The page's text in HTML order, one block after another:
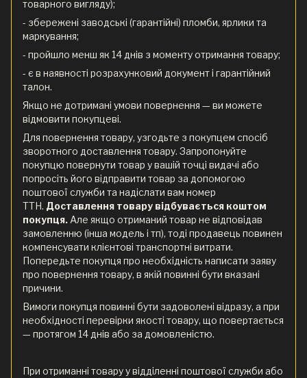
товарного вигляду);
- збережені заводські (гарантійні) пломби, ярлики та
маркування;
- пройшло менш як 14 днів з моменту отримання товару;
- є в наявності розрахунковий документ і гарантійний
талон.
Якщо не дотримані умови повернення — ви можете
відмовити покупцеві.
Для повернення товару, узгодьте з покупцем спосіб
зворотного доставлення товару. Запропонуйте
покупцю повернути товар у вашій точці видачі або
попросіть його відправити товар за допомогою
поштової служби та надіслати вам номер
ТТН. Доставлення товару відбувається коштом
покупця. Але якщо отриманий товар не відповідав
замовленню (інша модель і тп), тоді продавець повинен
компенсувати клієнтові транспортні витрати.
Попередьте покупця про необхідність написати заяву
про повернення товару, в якій повинні бути вказані
причини.
Вимоги покупця повинні бути задоволені відразу, а при
необхідності перевірки якості товару, що повертається
— протягом 14 днів або за домовленістю.
При отриманні товару у відділенні поштової служби або